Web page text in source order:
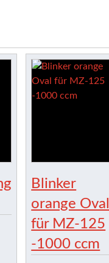
Blinker
orange Oval
für MZ-125
-1000 ccm